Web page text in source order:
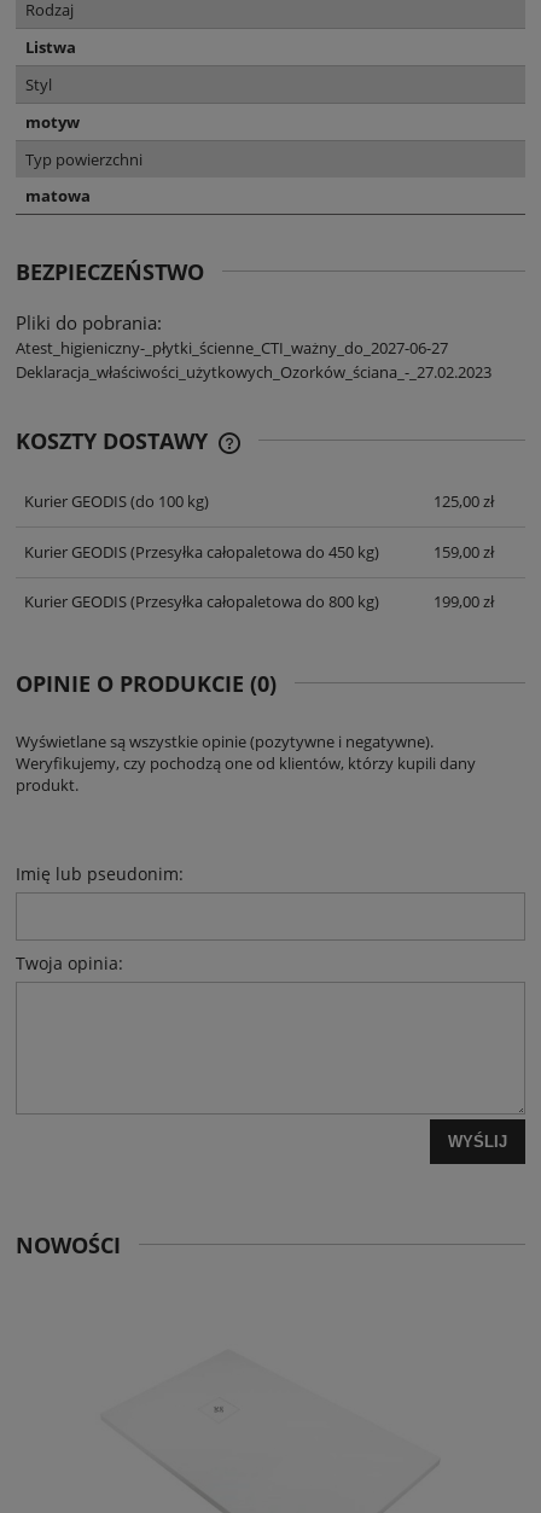
Rodzaj
Listwa
Styl
motyw
Typ powierzchni
matowa
BEZPIECZEŃSTWO
Pliki do pobrania:
Atest_higieniczny-_płytki_ścienne_CTI_ważny_do_2027-06-27
Deklaracja_właściwości_użytkowych_Ozorków_ściana_-_27.02.2023
KOSZTY DOSTAWY
Kurier GEODIS(do 100 kg) 125,00 zł
Kurier GEODIS(Przesyłka całopaletowa do 450 kg) 159,00 zł
Kurier GEODIS(Przesyłka całopaletowa do 800 kg) 199,00 zł
OPINIE O PRODUKCIE (0)
Wyświetlane są wszystkie opinie (pozytywne i negatywne).
Weryfikujemy, czy pochodzą one od klientów, którzy kupili dany
produkt.
Imię lub pseudonim:
Twoja opinia:
WYŚLIJ
NOWOŚCI